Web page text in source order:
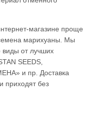
магазине проще
марихуаны. Мы
виды от лучших
SEEDS,
и пр. Доставка
приходят без